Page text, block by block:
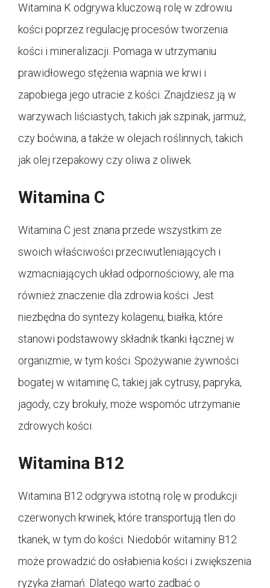
Witamina K odgrywa kluczową rolę w zdrowiu
kości poprzez regulację procesów tworzenia
kości i mineralizacji. Pomaga w utrzymaniu
prawidłowego stężenia wapnia we krwi i
zapobiega jego utracie z kości. Znajdziesz ją w
warzywach liściastych, takich jak szpinak, jarmuż,
czy boćwina, a także w olejach roślinnych, takich
jak olej rzepakowy czy oliwa z oliwek.
Witamina C
Witamina C jest znana przede wszystkim ze
swoich właściwości przeciwutleniających i
wzmacniających układ odpornościowy, ale ma
również znaczenie dla zdrowia kości. Jest
niezbędna do syntezy kolagenu, białka, które
stanowi podstawowy składnik tkanki łącznej w
organizmie, w tym kości. Spożywanie żywności
bogatej w witaminę C, takiej jak cytrusy, papryka,
jagody, czy brokuły, może wspomóc utrzymanie
zdrowych kości.
Witamina B12
Witamina B12 odgrywa istotną rolę w produkcji
czerwonych krwinek, które transportują tlen do
tkanek, w tym do kości. Niedobór witaminy B12
może prowadzić do osłabienia kości i zwiększenia
ryzyka złamań. Dlatego warto zadbać o